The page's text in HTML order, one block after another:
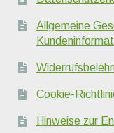
Allgemeine
Cookie-
Hinweise zur